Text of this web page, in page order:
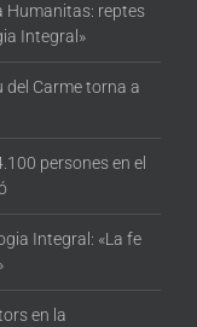
Humanitas: reptes
Integral»
del Carme torna a
persones en el
Integral: «La fe
en la